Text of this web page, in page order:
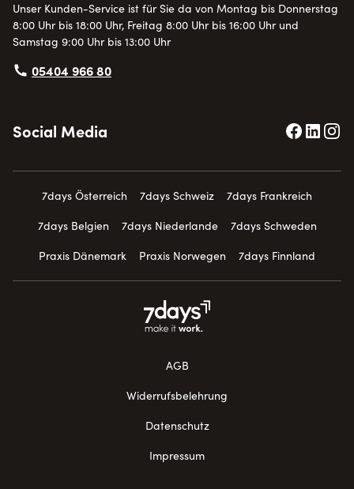
Unser Kunden-Service ist für Sie da von Montag bis Donnerstag
8:00 Uhr bis 18:00 Uhr, Freitag 8:00 Uhr bis 16:00 Uhr und
Samstag 9:00 Uhr bis 13:00 Uhr
05404 966 80
Social Media
7days Österreich 7days Schweiz
7days Frankreich
7days Belgien
7days Niederlande
7days Schweden
Praxis Dänemark
Praxis Norwegen 7days Finnland
AGB
Widerrufsbelehrung
Datenschutz
Impressum